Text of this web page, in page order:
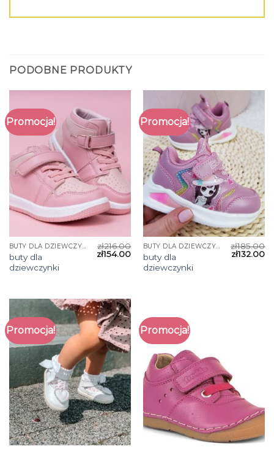
PODOBNE PRODUKTY
Promocja!
BUTY DLA DZIEWCZYNKI
buty dla
dziewczynki
zł216.00
zł154.00
Promocja!
BUTY DLA DZIEWCZYNKI
buty dla
dziewczynki
zł185.00
zł132.00
Promocja! Promocja!